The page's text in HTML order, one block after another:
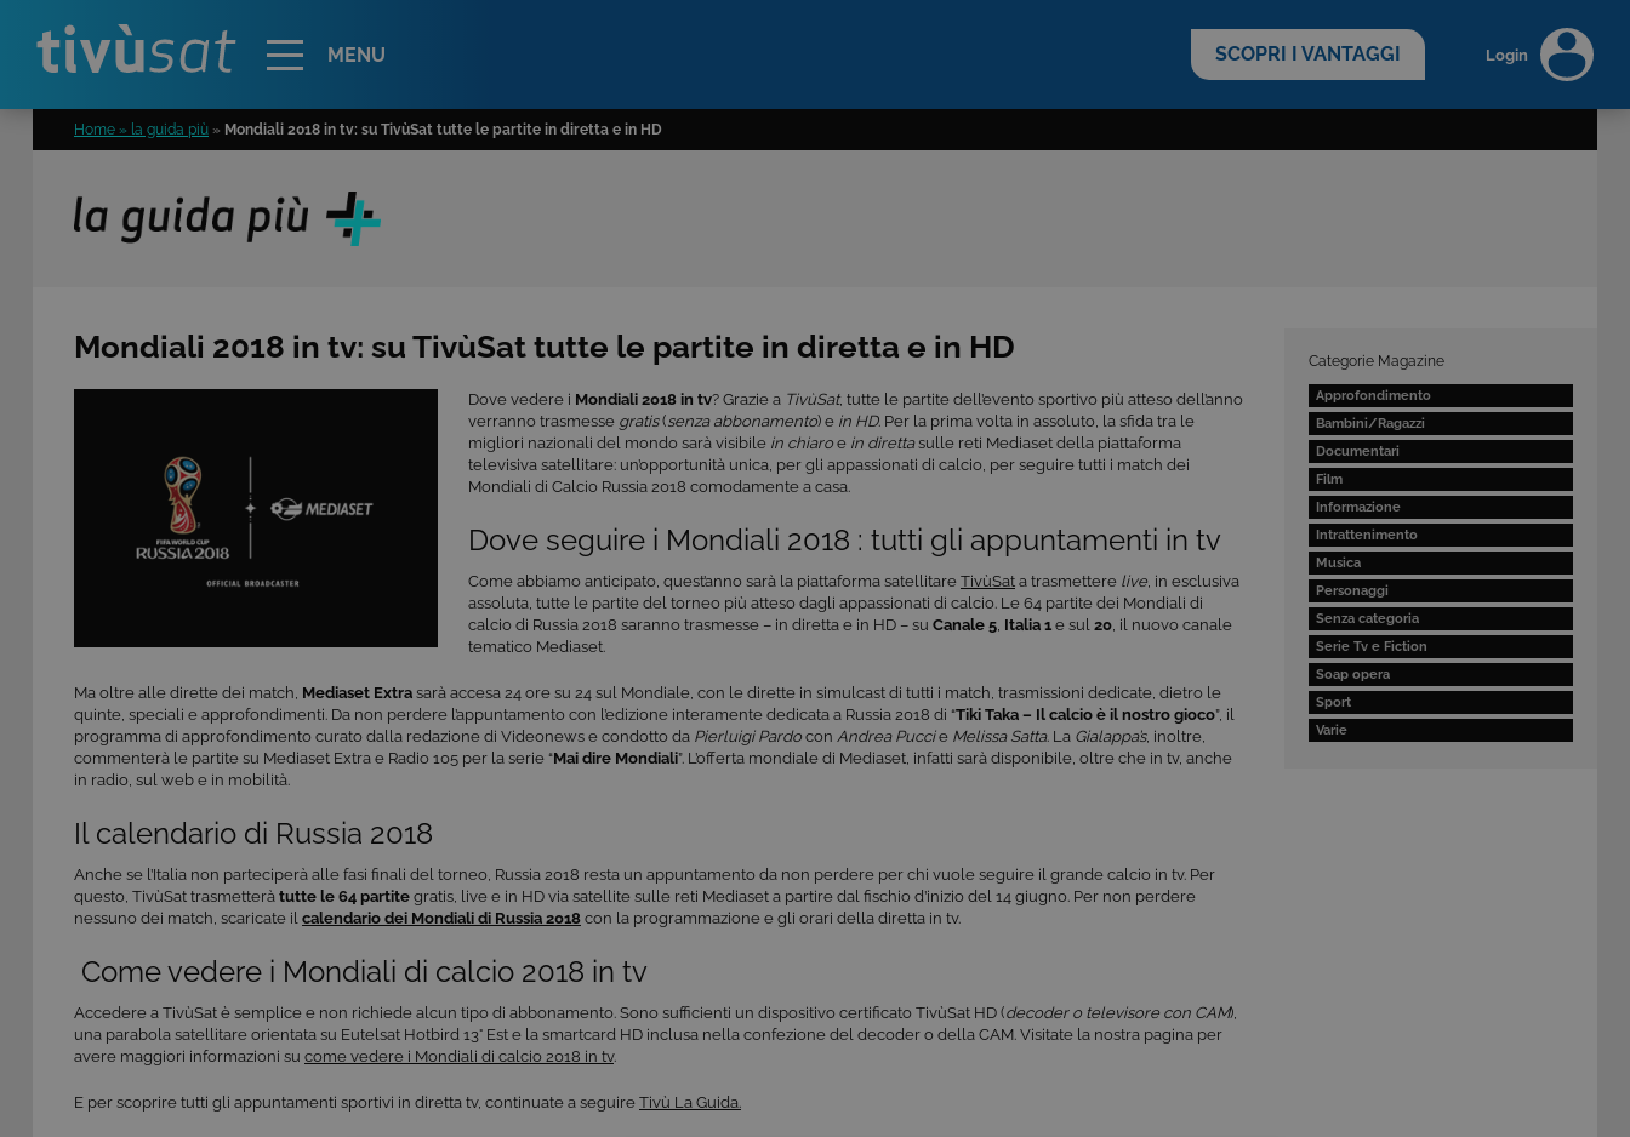
MENU SCOPRI I VANTAGGI Login
Home » la guida più » Mondiali 2018 in tv: su TivùSat tutte le partite in diretta e in HD
Categorie Magazine
Approfondimento
Bambini/Ragazzi
Documentari
Film
Informazione
Intrattenimento
Musica
Personaggi
Senza categoria
Serie Tv e Fiction
Soap opera
Sport
Varie
Mondiali 2018 in tv: su TivùSat tutte le partite in diretta e in HD
Dove vedere i Mondiali 2018 in tv? Grazie a TivùSat, tutte le partite dell’evento sportivo più atteso dell’anno
verranno trasmesse gratis(senza abbonamento) e in HD. Per la prima volta in assoluto, la sfida tra le
migliori nazionali del mondo sarà visibile in chiaro e in direttasulle reti Mediaset della piattaforma
televisiva satellitare: un’opportunità unica, per gli appassionati di calcio, per seguire tutti i match dei
Mondiali di Calcio Russia 2018 comodamente a casa.
Dove seguire i Mondiali 2018 : tutti gli appuntamenti in tv
Come abbiamo anticipato, quest’anno sarà la piattaforma satellitare TivùSat a trasmettere live, in esclusiva
assoluta, tutte le partite del torneo più atteso dagli appassionati di calcio. Le 64 partite dei Mondiali di
calcio di Russia 2018 saranno trasmesse – in diretta e in HD – su Canale 5, Italia 1 e sul 20, il nuovo canale
tematico Mediaset.
Ma oltre alle dirette dei match, Mediaset Extra sarà accesa 24 ore su 24 sul Mondiale, con le dirette in simulcast di tutti i match, trasmissioni dedicate, dietro le
quinte, speciali e approfondimenti. Da non perdere l’appuntamento con l’edizione interamente dedicata a Russia 2018 di “Tiki Taka – Il calcio è il nostro gioco”, il
programma di approfondimento curato dalla redazione di Videonews e condotto da Pierluigi Pardo con Andrea Puccie Melissa Satta. La Gialappa’s, inoltre,
commenterà le partite su Mediaset Extra e Radio 105 per la serie “Mai dire Mondiali”. L’offerta mondiale di Mediaset, infatti sarà disponibile, oltre che in tv, anche
in radio, sul web e in mobilità.
Il calendario di Russia 2018
Anche se l’Italia non parteciperà alle fasi finali del torneo, Russia 2018 resta un appuntamento da non perdere per chi vuole seguire il grande calcio in tv. Per
questo, TivùSat trasmetterà tutte le 64 partite gratis, live e in HD via satellite sulle reti Mediaset a partire dal fischio d’inizio del 14 giugno. Per non perdere
nessuno dei match, scaricate il calendario dei Mondiali di Russia 2018 con la programmazione e gli orari della diretta in tv.
Come vedere i Mondiali di calcio 2018 in tv
Accedere a TivùSat è semplice e non richiede alcun tipo di abbonamento. Sono sufficienti un dispositivo certificato TivùSat HD (decoder o televisore con CAM),
una parabola satellitare orientata su Eutelsat Hotbird 13° Est e la smartcard HD inclusa nella confezione del decoder o della CAM. Visitate la nostra pagina per
avere maggiori informazioni su come vedere i Mondiali di calcio 2018 in tv.
E per scoprire tutti gli appuntamenti sportivi in diretta tv, continuate a seguire Tivù La Guida.